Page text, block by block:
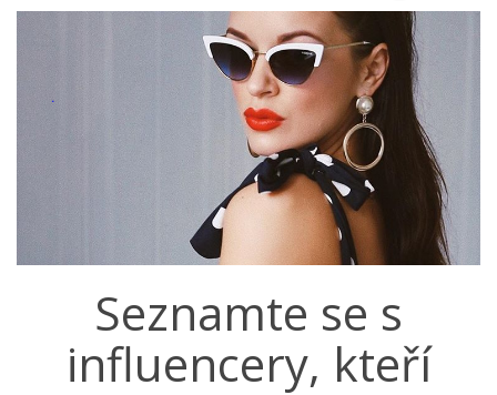
Seznamte se s
influencery, kteří